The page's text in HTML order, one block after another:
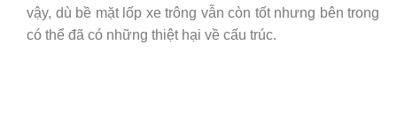
vậy, dù bề mặt lốp xe trông vẫn còn tốt nhưng bên trong
có thể đã có những thiệt hại về cấu trúc.